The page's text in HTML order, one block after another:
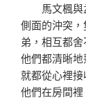
馬文楓與
側面的沖突
弟，相互都
他們都清晰地
就都從心裡
他們在房間